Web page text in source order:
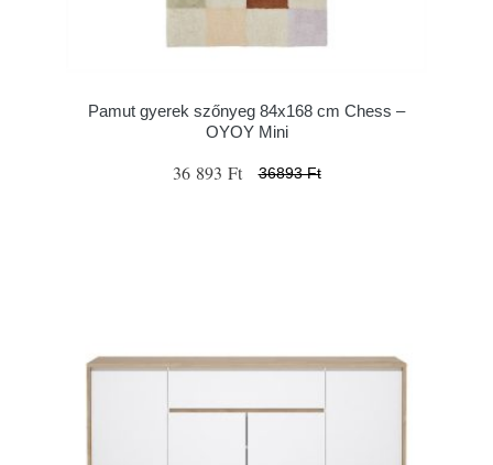
Pamut gyerek szőnyeg 84x168 cm Chess –
OYOY Mini
36 893 Ft 36893 Ft